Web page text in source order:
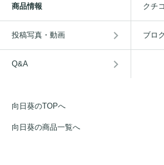
商品情報 クチ
投稿写真・動画 ブロ
Q&A
向日葵のTOPへ
向日葵の商品一覧へ